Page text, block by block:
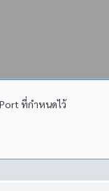
ที่กำหนดไว้